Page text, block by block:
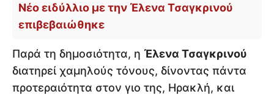
Νέο ειδύλλιο με την Έλενα Τσαγκρινού
επιβεβαιώθηκε
Παρά τη δημοσιότητα, η Έλενα Τσαγκρινού
διατηρεί χαμηλούς τόνους, δίνοντας πάντα
προτεραιότητα στον γιο της, Ηρακλή, και